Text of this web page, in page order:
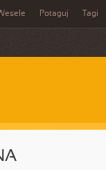
Potaguj Tagi